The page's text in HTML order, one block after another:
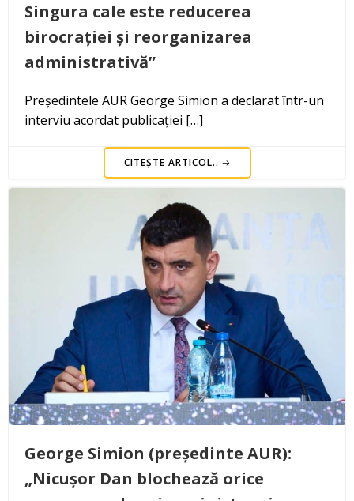
Singura cale este reducerea
birocrației și reorganizarea
administrativă”
Președintele AUR George Simion a declarat într-un
interviu acordat publicației […]
CITEȘTE ARTICOL..
George Simion (președinte AUR):
„Nicușor Dan blochează orice